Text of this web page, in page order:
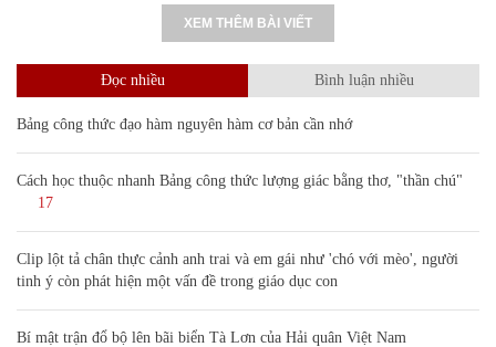
XEM THÊM BÀI VIẾT
Đọc nhiều Bình luận nhiều
Bảng công thức đạo hàm nguyên hàm cơ bản cần nhớ
Cách học thuộc nhanh Bảng công thức lượng giác bằng thơ, "thần chú"
17
Clip lột tả chân thực cảnh anh trai và em gái như 'chó với mèo', người
tinh ý còn phát hiện một vấn đề trong giáo dục con
Bí mật trận đổ bộ lên bãi biển Tà Lơn của Hải quân Việt Nam